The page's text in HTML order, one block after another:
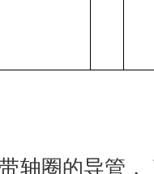
轴圈的导管，